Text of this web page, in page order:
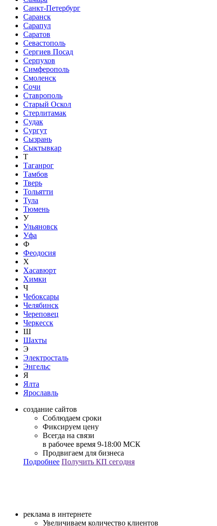
Санкт-Петербург
Саранск
Сарапул
Саратов
Севастополь
Сергиев Посад
Серпухов
Симферополь
Смоленск
Сочи
Ставрополь
Старый Оскол
Стерлитамак
Судак
Сургут
Сызрань
Сыктывкар
Т
Таганрог
Тамбов
Тверь
Тольятти
Тула
Тюмень
У
Ульяновск
Уфа
Ф
Феодосия
Х
Хасавюрт
Химки
Ч
Чебоксары
Челябинск
Череповец
Черкесск
Ш
Шахты
Э
Электросталь
Энгельс
Я
Ялта
Ярославль
создание сайтов
Соблюдаем сроки
Фиксируем цену
Всегда на связи
в рабочее время 9-18:00 МСК
Продвигаем для бизнеса
Подробнее Получить КП сегодня
реклама в интернете
Увеличиваем количество клиентов